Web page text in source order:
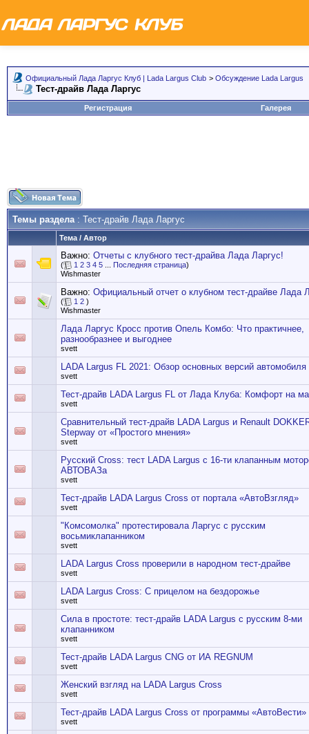
Официальный Лада Ларгус Клуб | Lada Largus Club > Обсуждение Lada Largus
Тест-драйв Лада Ларгус
Регистрация Галерея
Темы раздела: Тест-драйв Лада Ларгус
Тема / Автор
Важно: Отчеты с клубного тест-драйва Лада Ларгус!
( 1 2 3 4 5 Последняя страница)
Wishmaster
Важно: Официальный отчет о клубном тест-драйве Лада
( 1 2 )
Wishmaster
Лада Ларгус Кросс против Опель Комбо: Что практичнее,
разнообразнее и выгоднее
svett
LADA Largus FL 2021: Обзор основных версий автомобиля
svett
Тест-драйв LADA Largus FL от Лада Клуба: Комфорт на
svett
Сравнительный тест-драйв LADA Largus и Renault
Stepway от «Простого мнения»
svett
Русский Cross: тест LADA Largus с 16-ти клапанным
АВТОВАЗа
svett
Тест-драйв LADA Largus Cross от портала «АвтоВзгляд»
svett
"Комсомолка" протестировала Ларгус с русским
восьмиклапанником
svett
LADA Largus Cross проверили в народном тест-драйве
svett
LADA Largus Cross: С прицелом на бездорожье
svett
Сила в простоте: тест-драйв LADA Largus с русским 8-ми
клапанником
svett
Тест-драйв LADA Largus CNG от ИА REGNUM
svett
Женский взгляд на LADA Largus Cross
svett
Тест-драйв LADA Largus Cross от программы «АвтоВести»
svett